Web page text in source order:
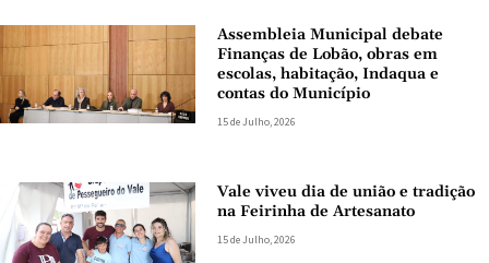
Assembleia Municipal debate
Finanças de Lobão, obras em
escolas, habitação, Indaqua e
contas do Município
15 de Julho, 2026
Vale viveu dia de união e tradição
na Feirinha de Artesanato
15 de Julho, 2026